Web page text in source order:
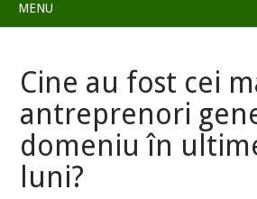
MENU
Cine au fost cei
antreprenori
domeniu în
luni?